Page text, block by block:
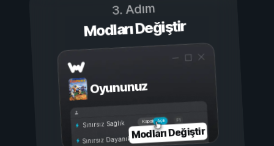
3. Adım
Modları Değiştir
Oyununuz
Açık
Kapalı
Sınırsız Sağlık
Sınırsız DayanıklılıkModları Değiştir